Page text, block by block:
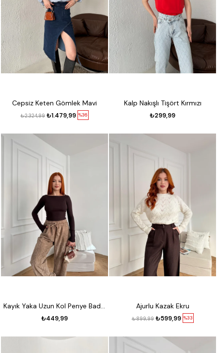
Cepsiz Keten Gömlek Mavi
%36
₺1.479,99
₺2.324,99
Kalp Nakışlı Tişört Kırmızı
₺299,99
Kayık Yaka Uzun Kol Penye Badi Koyu kahve
₺449,99
Ajurlu Kazak Ekru
%33
₺599,99
₺899,99